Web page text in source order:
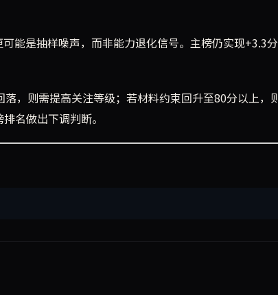
能是抽样噪声，而非能力退化信号。主榜仍实现+3.3
，则需提高关注等级；若材料约束回升至80分以上，
名做出下调判断。